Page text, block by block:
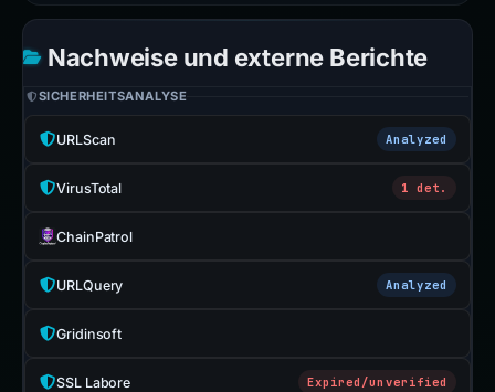
Nachweise und externe Berichte
SICHERHEITSANALYSE
URLScan Analyzed
VirusTotal 1 det.
ChainPatrol
URLQuery Analyzed
Gridinsoft
SSL Labore Expired/unverified